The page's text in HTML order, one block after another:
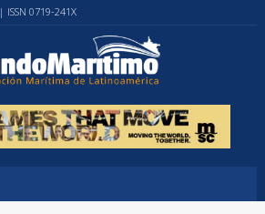
| ISSN 0719-241X